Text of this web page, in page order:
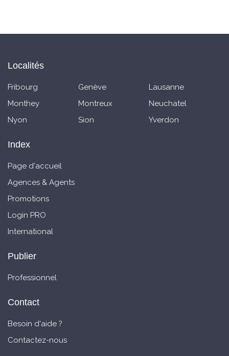
Localités
Fribourg Genève
Lausanne
Monthey
Montreux
Neuchatel
Nyon
Sion Yverdon
Index
Page d'accueil
Agences & Agents
Promotions
Login PRO
International
Publier
Professionnel
Contact
Besoin d'aide ?
Contactez-nous